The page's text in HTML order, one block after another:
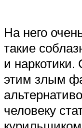
На него
такие
и
этим злым
человеку